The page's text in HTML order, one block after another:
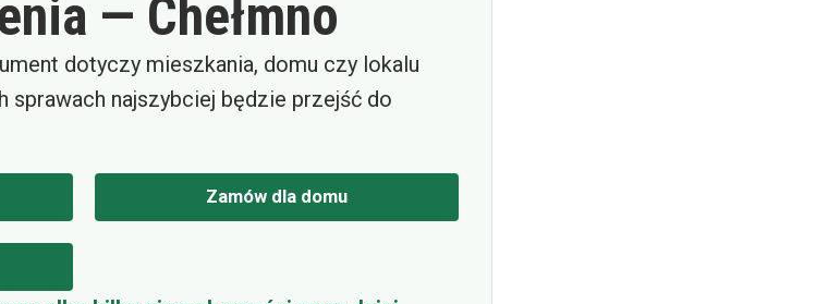
— Chełmno
dotyczy mieszkania, domu czy lokalu
sprawach najszybciej będzie przejść do
Zamów dla domu